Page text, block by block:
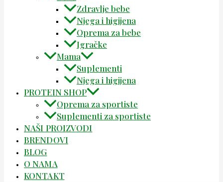
Zdravlje bebe
Njega i higijena
Oprema za bebe
Igračke
Mama
Suplementi
Njega i higijena
PROTEIN SHOP
Oprema za sportiste
Suplementi za sportiste
NAŠI PROIZVODI
BRENDOVI
BLOG
O NAMA
KONTAKT